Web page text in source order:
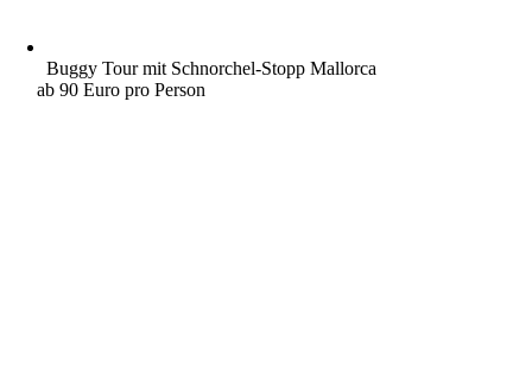
Buggy Tour mit Schnorchel-Stopp Mallorca
ab 90 Euro pro Person